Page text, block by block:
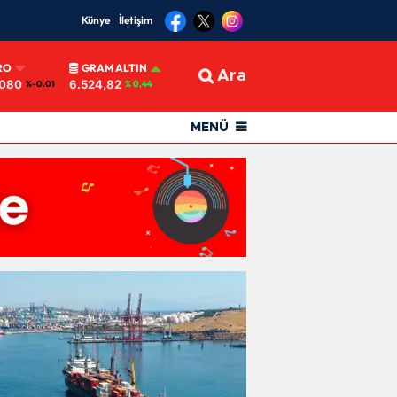
Künye İletişim
%-0.01
GRAM ALTIN
6.524,82 % 0,44 Ara
MENÜ